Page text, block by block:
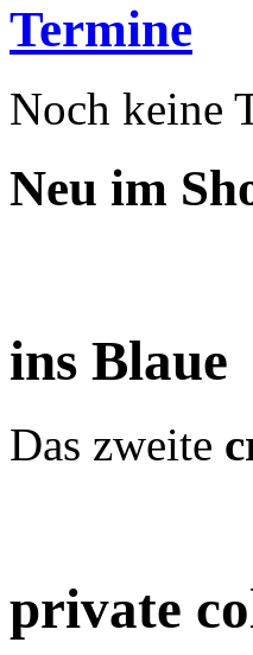
Termine
Noch keine
Neu im
ins Blaue
Das zweite
private